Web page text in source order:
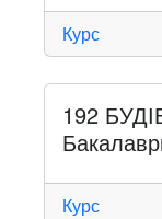
Курс
192
Курс